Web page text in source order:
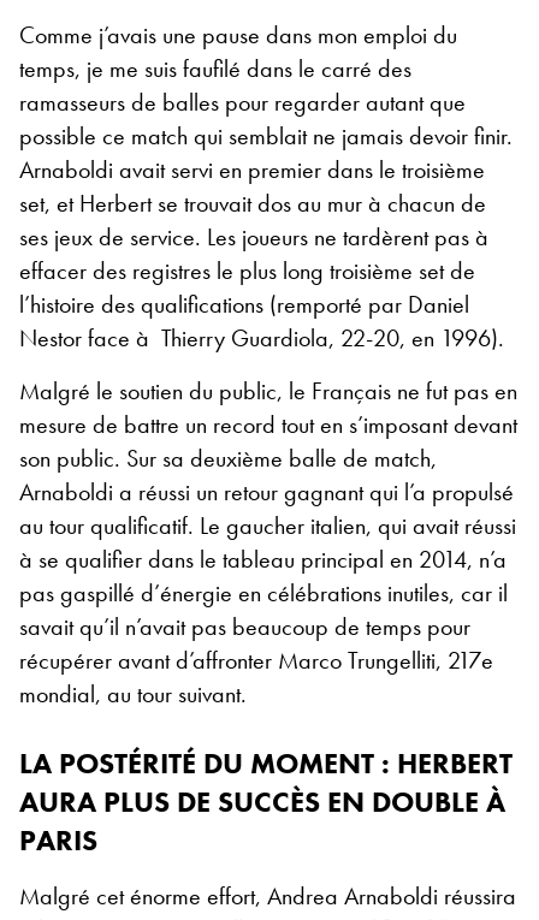
Comme j’avais une pause dans mon emploi du
temps, je me suis faufilé dans le carré des
ramasseurs de balles pour regarder autant que
possible ce match qui semblait ne jamais devoir finir.
Arnaboldi avait servi en premier dans le troisième
set, et Herbert se trouvait dos au mur à chacun de
ses jeux de service. Les joueurs ne tardèrent pas à
effacer des registres le plus long troisième set de
l’histoire des qualifications (remporté par Daniel
Nestor face à Thierry Guardiola, 22-20, en 1996).
Malgré le soutien du public, le Français ne fut pas en
mesure de battre un record tout en s’imposant devant
son public. Sur sa deuxième balle de match,
Arnaboldi a réussi un retour gagnant qui l’a propulsé
au tour qualificatif. Le gaucher italien, qui avait réussi
à se qualifier dans le tableau principal en 2014, n’a
pas gaspillé d’énergie en célébrations inutiles, car il
savait qu’il n’avait pas beaucoup de temps pour
récupérer avant d’affronter Marco Trungelliti, 217e
mondial, au tour suivant.
LA POSTÉRITÉ DU MOMENT : HERBERT
AURA PLUS DE SUCCÈS EN DOUBLE À
PARIS
Malgré cet énorme effort, Andrea Arnaboldi réussira